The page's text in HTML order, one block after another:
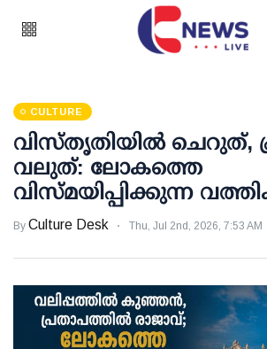
CULTURE
വിസ്തൃതിയിൽ ചെറുത്,
വലുത്: ലോകത്തെ
വിസ്മയിപ്പിക്കുന്ന
By Culture Desk Thu, Jul 2nd, 2026, 7:53 AM